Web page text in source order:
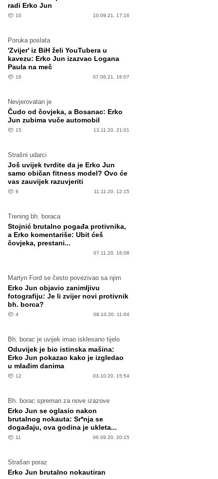
radi Erko Jun
10 10.09.21. 17:16
Poruka poslata
'Zvijer' iz BiH želi YouTubera u
kavezu: Erko Jun izazvao Logana
Paula na meč
16 07.06.21. 16:07
Nevjerovatan je
Čudo od čovjeka, a Bosanac: Erko
Jun zubima vuče automobil
15 13.11.20. 21:01
Strašni udarci
Još uvijek tvrdite da je Erko Jun
samo običan fitness model? Ovo će
vas zauvijek razuvjeriti
8 11.11.20. 12:15
Trening bh. boraca
Stojnić brutalno pogađa protivnika,
a Erko komentariše: Ubit ćeš
čovjeka, prestani...
07.11.20. 16:08
Martyn Ford se često povezivao sa njim
Erko Jun objavio zanimljivu
fotografiju: Je li zvijer novi protivnik
bh. borca?
4 08.10.20. 11:04
Bh. borac je uvijek imao isklesano tijelo
Oduvijek je bio istinska mašina:
Erko Jun pokazao kako je izgledao
u mlađim danima
12 03.10.20. 15:54
Bh. borac spreman za nove izazove
Erko Jun se oglasio nakon
brutalnog nokauta: Sr*nja se
događaju, ova godina je ukleta...
11 06.09.20. 20:15
Strašan poraz
Erko Jun brutalno nokautiran